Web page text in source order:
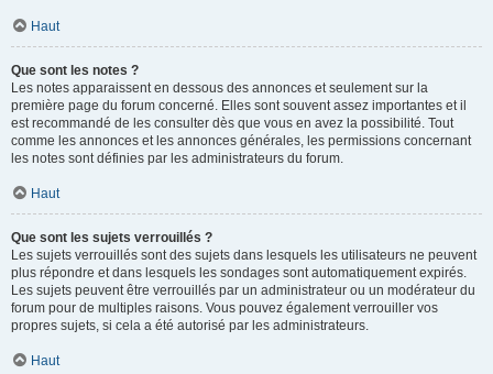
Haut
Que sont les notes ?
Les notes apparaissent en dessous des annonces et seulement sur la
première page du forum concerné. Elles sont souvent assez importantes et il
est recommandé de les consulter dès que vous en avez la possibilité. Tout
comme les annonces et les annonces générales, les permissions concernant
les notes sont définies par les administrateurs du forum.
Haut
Que sont les sujets verrouillés ?
Les sujets verrouillés sont des sujets dans lesquels les utilisateurs ne peuvent
plus répondre et dans lesquels les sondages sont automatiquement expirés.
Les sujets peuvent être verrouillés par un administrateur ou un modérateur du
forum pour de multiples raisons. Vous pouvez également verrouiller vos
propres sujets, si cela a été autorisé par les administrateurs.
Haut